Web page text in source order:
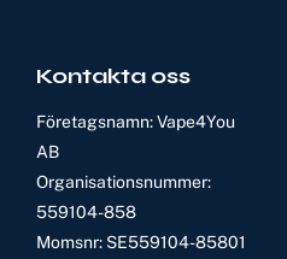
Kontakta oss
Företagsnamn: Vape4You
AB
Organisationsnummer:
559104-858
Momsnr: SE559104-85801